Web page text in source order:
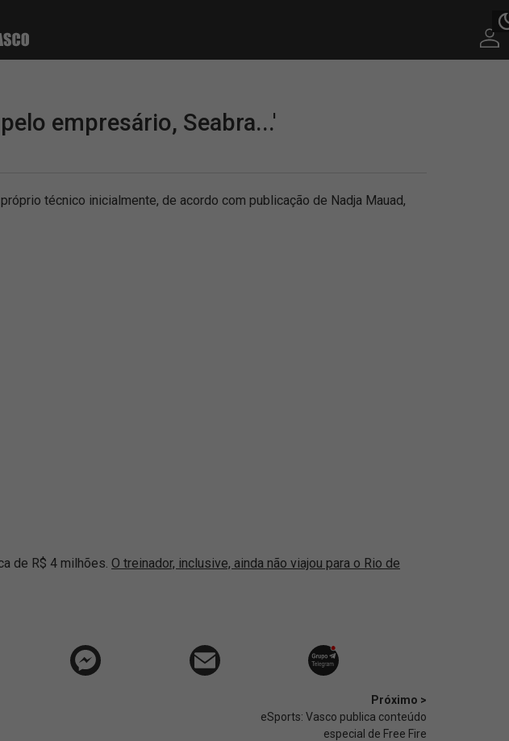
empresário, Seabra...'
técnico inicialmente, de acordo com publicação de Nadja Mauad,
de R$ 4 milhões. O treinador, inclusive, ainda não viajou para o Rio de
Próximo >
eSports: Vasco publica conteúdo
especial de Free Fire